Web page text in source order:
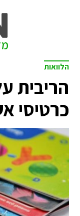
הלוואות
הריבית
כרטיסי